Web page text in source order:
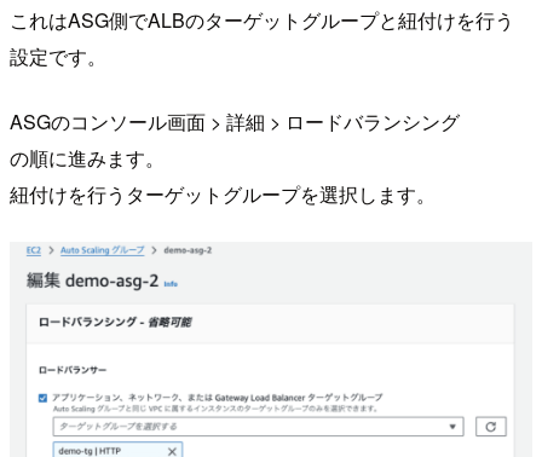
これはASG側でALBのターゲットグループと紐付けを行う
設定です。
ASGのコンソール画面 > 詳細 > ロードバランシング
の順に進みます。
紐付けを行うターゲットグループを選択します。